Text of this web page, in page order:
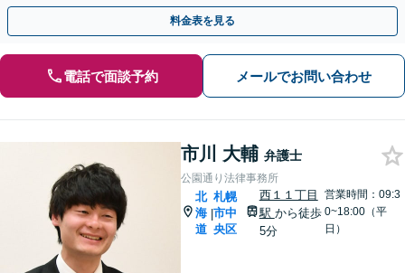
ＥＢ面談可。一人で悩まずまずはご相談ください。
料金表を見る
電話で面談予約 メールでお問い合わせ
市川 大輔 弁護士
公園通り法律事務所
北
海
道
|
札幌
市中
央区
西１１丁目
駅 から徒歩
5分
営業時間：09:3
0~18:00（平
日）